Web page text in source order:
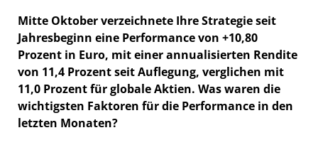
Mitte Oktober verzeichnete Ihre Strategie seit
Jahresbeginn eine Performance von +10,80
Prozent in Euro, mit einer annualisierten Rendite
von 11,4 Prozent seit Auflegung, verglichen mit
11,0 Prozent für globale Aktien. Was waren die
wichtigsten Faktoren für die Performance in den
letzten Monaten?